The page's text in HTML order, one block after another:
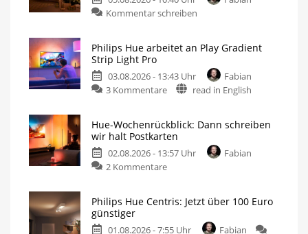
Kommentar schreiben
Philips Hue arbeitet an Play Gradient
Strip Light Pro
03.08.2026 - 13:43 Uhr
Fabian
3 Kommentare
read in English
Hue-Wochenrückblick: Dann schreiben
wir halt Postkarten
02.08.2026 - 13:57 Uhr
Fabian
2 Kommentare
Philips Hue Centris: Jetzt über 100 Euro
günstiger
01.08.2026 - 7:55 Uhr Fabian